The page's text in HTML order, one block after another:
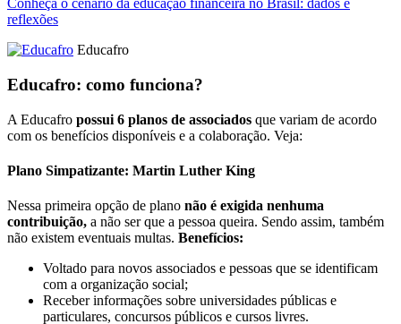
Conheça o cenário da educação financeira no Brasil: dados e
reflexões
Educafro
Educafro: como funciona?
A Educafro possui 6 planos de associados que variam de acordo
com os benefícios disponíveis e a colaboração. Veja:
Plano Simpatizante: Martin Luther King
Nessa primeira opção de plano não é exigida nenhuma
contribuição, a não ser que a pessoa queira. Sendo assim, também
não existem eventuais multas. Benefícios:
Voltado para novos associados e pessoas que se identificam
com a organização social;
Receber informações sobre universidades públicas e
particulares, concursos públicos e cursos livres.